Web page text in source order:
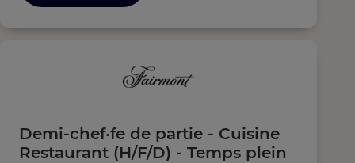
Demi-chef·fe de partie - Cuisine
Restaurant (H/F/D) - Temps plein